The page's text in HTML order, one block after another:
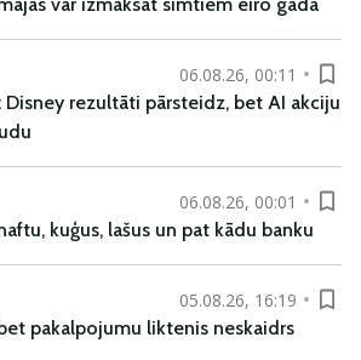
06.08.26, 00:11
Disney rezultāti pārsteidz, bet AI akciju
06.08.26, 00:01
kuģus, lašus un pat kādu banku
05.08.26, 16:19
pakalpojumu liktenis neskaidrs